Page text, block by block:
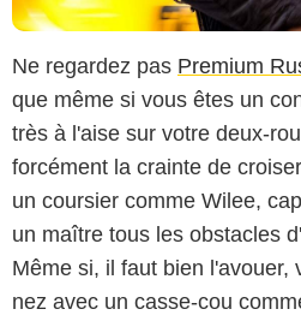
Ne regardez pas Premium
que même si vous êtes un
très à l'aise sur votre deux-
forcément la crainte de
un coursier comme Wilee,
un maître tous les obstacles
Même si, il faut bien l'avouer,
nez avec un casse-cou